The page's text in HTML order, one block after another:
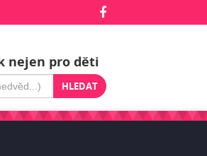
nejen pro děti
HLEDAT